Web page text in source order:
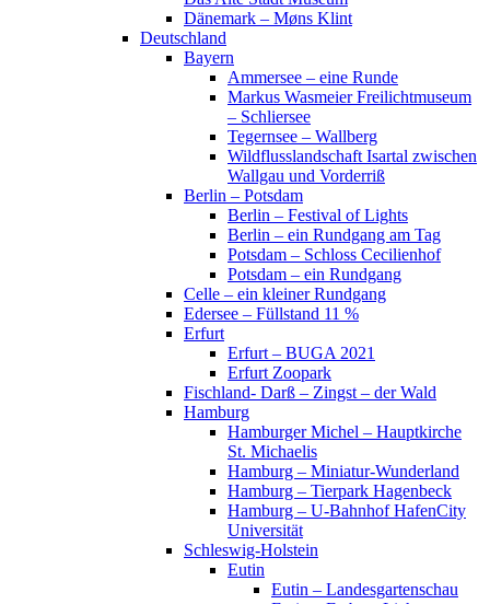
Dänemark – Møns Klint
Deutschland
Bayern
Ammersee – eine Runde
Markus Wasmeier Freilichtmuseum
– Schliersee
Tegernsee – Wallberg
Wildflusslandschaft Isartal zwischen
Wallgau und Vorderriß
Berlin – Potsdam
Berlin – Festival of Lights
Berlin – ein Rundgang am Tag
Potsdam – Schloss Cecilienhof
Potsdam – ein Rundgang
Celle – ein kleiner Rundgang
Edersee – Füllstand 11 %
Erfurt
Erfurt – BUGA 2021
Erfurt Zoopark
Fischland- Darß – Zingst – der Wald
Hamburg
Hamburger Michel – Hauptkirche
St. Michaelis
Hamburg – Miniatur-Wunderland
Hamburg – Tierpark Hagenbeck
Hamburg – U-Bahnhof HafenCity
Universität
Schleswig-Holstein
Eutin
Eutin – Landesgartenschau